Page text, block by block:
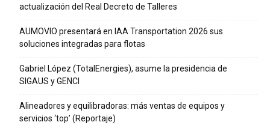
actualización del Real Decreto de Talleres
AUMOVIO presentará en IAA Transportation 2026 sus
soluciones integradas para flotas
Gabriel López (TotalEnergies), asume la presidencia de
SIGAUS y GENCI
Alineadores y equilibradoras: más ventas de equipos y
servicios ‘top’ (Reportaje)